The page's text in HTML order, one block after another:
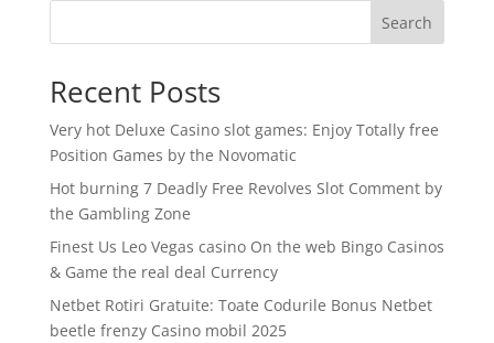
Search
Recent Posts
Very hot Deluxe Casino slot games: Enjoy Totally free
Position Games by the Novomatic
Hot burning 7 Deadly Free Revolves Slot Comment by
the Gambling Zone
Finest Us Leo Vegas casino On the web Bingo Casinos
& Game the real deal Currency
Netbet Rotiri Gratuite: Toate Codurile Bonus Netbet
beetle frenzy Casino mobil 2025